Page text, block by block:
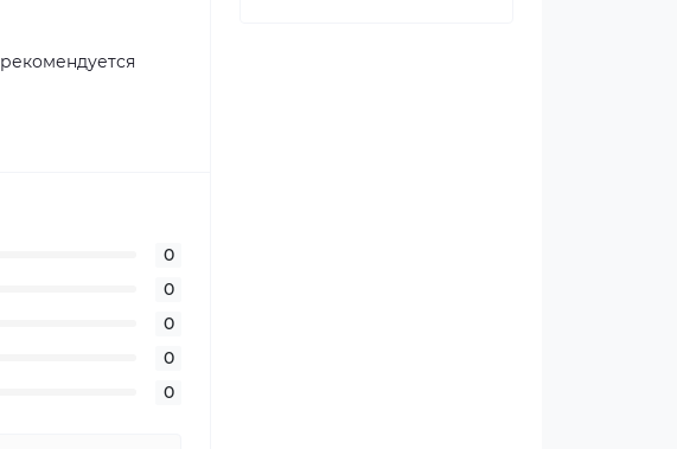
рекомендуется
0
0
0
0
0